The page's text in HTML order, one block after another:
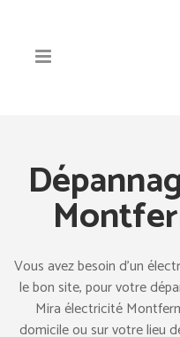
Vous avez besoin d’un
le bon site, pour votre
Mira électricité
domicile ou sur votre lieu